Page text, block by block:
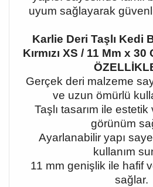
uyum sağlayarak
Karlie Deri Taşlı Kedi
Kırmızı XS / 11 Mm x
Gerçek deri malzeme
ve uzun ömürlü
Taşlı tasarım ile
görünüm
Ayarlanabilir yapı
kullanım
11 mm genişlik ile hafif
sağlar.